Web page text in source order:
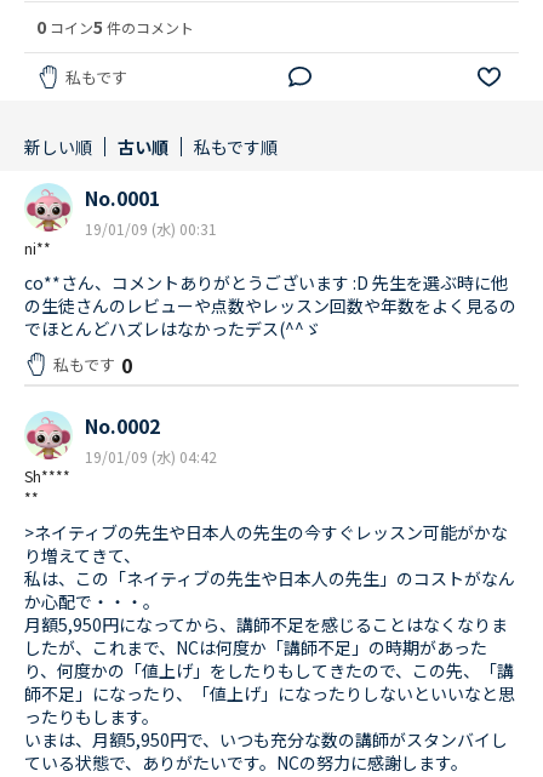
0 コイン5 件のコメント
私もです
新しい順 古い順 私もです順
ni**
No.0001
19/01/09 (水) 00:31
co**さん、コメントありがとうございます :D 先生を選ぶ時に他
の生徒さんのレビューや点数やレッスン回数や年数をよく見るの
でほとんどハズレはなかったデス(^^ゞ
私もです 0
Sh****
**
No.0002
19/01/09 (水) 04:42
>ネイティブの先生や日本人の先生の今すぐレッスン可能がかな
り増えてきて、
私は、この「ネイティブの先生や日本人の先生」のコストがなん
か心配で・・・。
月額5,950円になってから、講師不足を感じることはなくなりま
したが、これまで、NCは何度か「講師不足」の時期があった
り、何度かの「値上げ」をしたりもしてきたので、この先、「講
師不足」になったり、「値上げ」になったりしないといいなと思
ったりもします。
いまは、月額5,950円で、いつも充分な数の講師がスタンバイし
ている状態で、ありがたいです。NCの努力に感謝します。